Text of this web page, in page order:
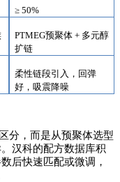
≥ 50%
PTMEG预聚体 + 多元醇
扩链
柔性链段引入，回弹
好，吸震降噪
分，而是从预聚体选型
汉科的配方数据库积
后快速匹配或微调，